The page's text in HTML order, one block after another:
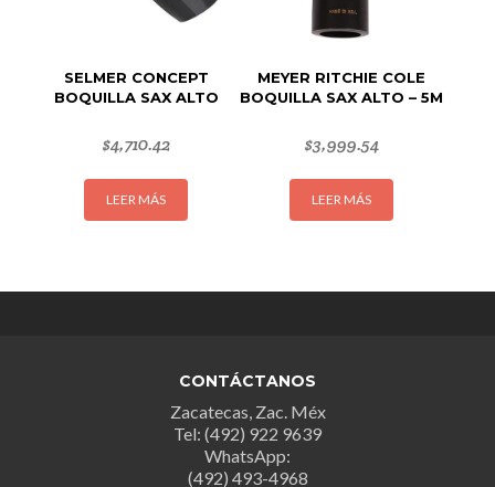
producto
SELMER CONCEPT
BOQUILLA SAX ALTO
$4,710.42
LEER MÁS
MEYER RITCHIE COLE
BOQUILLA SAX ALTO – 5M
$3,999.54
LEER MÁS
CONTÁCTANOS
Zacatecas, Zac. Méx
Tel: (492) 922 9639
WhatsApp:
(492) 493-4968